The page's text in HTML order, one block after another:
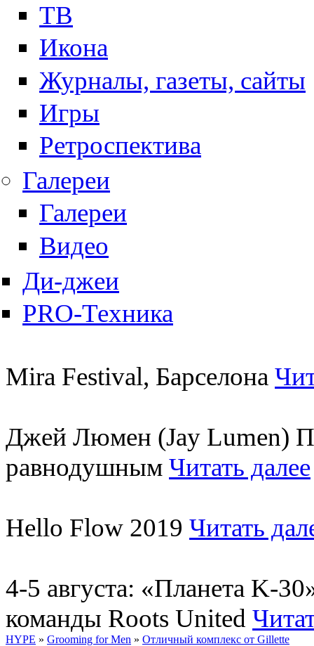
ТВ
Икона
Журналы, газеты, сайты
Игры
Ретроспектива
Галереи
Галереи
Видео
Ди-джеи
PRO-Техника
Mira Festival, Барселона
Джей Люмен (Jay Lumen)
равнодушным Читать далее
Hello Flow 2019 Читать
4-5 августа: «Планета K-
команды Roots United
HYPE » Grooming for Men » Отличный комплекс от Gillette